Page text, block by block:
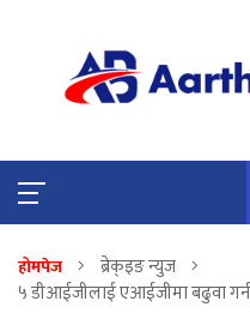
होमपेज
ब्रेक्इङ न्युज
५ डीआईजीलाई एआईजीमा बढुवा